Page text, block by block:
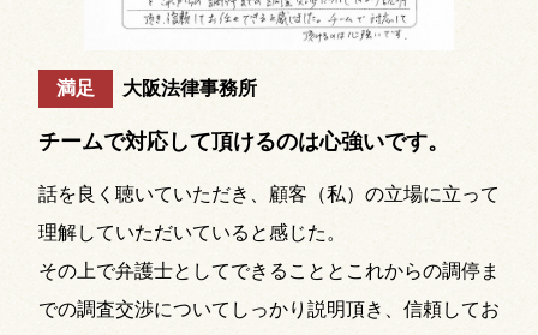
満足 大阪法律事務所
チームで対応して頂けるのは心強いです。
話を良く聴いていただき、顧客（私）の立場に立って
理解していただいていると感じた。
その上で弁護士としてできることとこれからの調停ま
での調査交渉についてしっかり説明頂き、信頼してお